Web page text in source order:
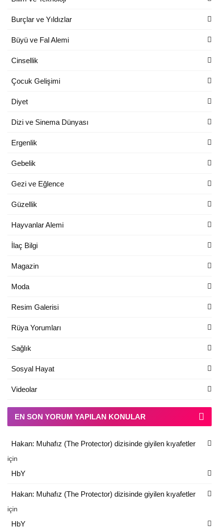
Burçlar ve Yıldızlar
Büyü ve Fal Alemi
Cinsellik
Çocuk Gelişimi
Diyet
Dizi ve Sinema Dünyası
Ergenlik
Gebelik
Gezi ve Eğlence
Güzellik
Hayvanlar Alemi
İlaç Bilgi
Magazin
Moda
Resim Galerisi
Rüya Yorumları
Sağlık
Sosyal Hayat
Videolar
EN SON YORUM YAPILAN KONULAR
Hakan: Muhafız (The Protector) dizisinde giyilen kıyafetler
için
HbY
Hakan: Muhafız (The Protector) dizisinde giyilen kıyafetler
için
HbY